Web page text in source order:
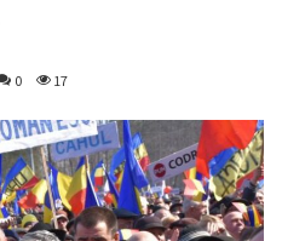
0 17